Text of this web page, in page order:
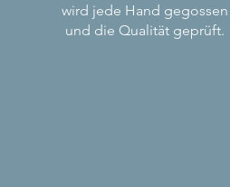
wird jede Hand gegossen
und die Qualität geprüft.